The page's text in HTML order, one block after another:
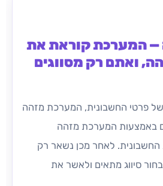
— המערכת קוראת את
ואתם רק מסווגים
פרטי החשבונית, המערכת מזהה
באמצעות המערכת מזהה
החשבונית. לאחר מכן נשאר רק
סיווג מתאים ולאשר את